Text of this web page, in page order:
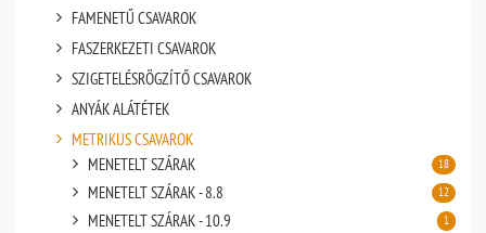
FAMENETŰ CSAVAROK
FASZERKEZETI CSAVAROK
SZIGETELÉSRÖGZÍTŐ CSAVAROK
ANYÁK ALÁTÉTEK
METRIKUS CSAVAROK
MENETELT SZÁRAK
18
MENETELT SZÁRAK - 8.8 12
MENETELT SZÁRAK - 10.9 1